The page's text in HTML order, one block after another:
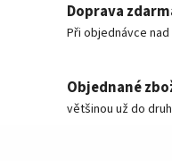
Doprava
Při objednávce nad
Objednané
většinou už do